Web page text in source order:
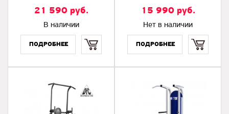
21 590руб.
В наличии
15 990руб.
Нет в наличии